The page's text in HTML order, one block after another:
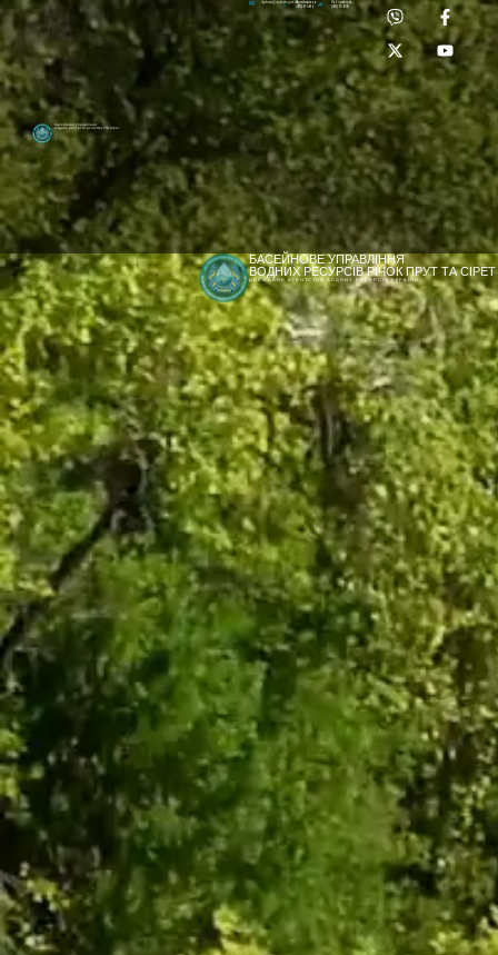
[newyear_garland]
Басейнове управління
водних ресурсів річок Прут та Сірет
Лабораторія:
(0372) 53-92-00
dpbuvr@dpbuvr.gov.uaПриймальня:
(0372) 51-14-56
БАСЕЙНОВЕ УПРАВЛІННЯ
ВОДНИХ РЕСУРСІВ РІЧОК ПРУТ ТА СІРЕТ
ДЕРЖАВНЕ АГЕНТСТВО ВОДНИХ РЕСУРСІВ УКРАЇНИ